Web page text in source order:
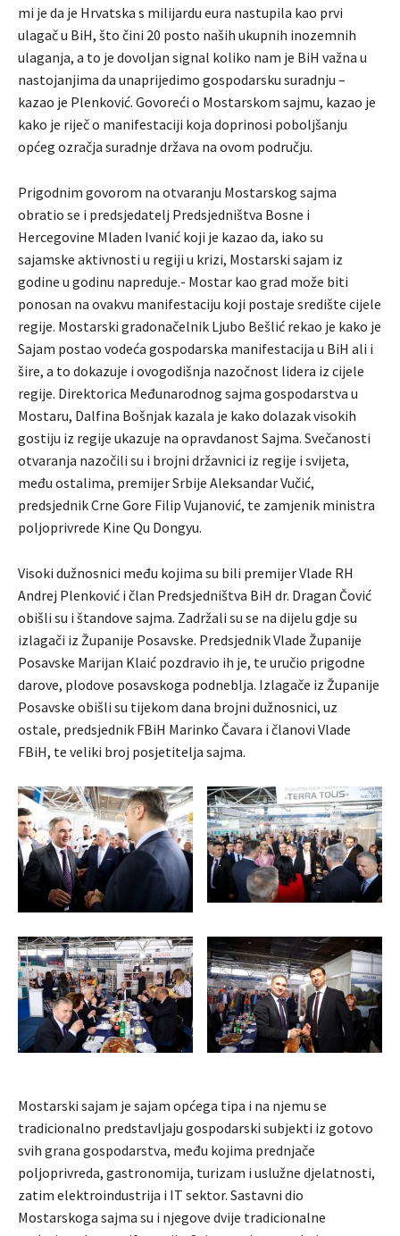
mi je da je Hrvatska s milijardu eura nastupila kao prvi
ulagač u BiH, što čini 20 posto naših ukupnih inozemnih
ulaganja, a to je dovoljan signal koliko nam je BiH važna u
nastojanjima da unaprijedimo gospodarsku suradnju –
kazao je Plenković. Govoreći o Mostarskom sajmu, kazao je
kako je riječ o manifestaciji koja doprinosi poboljšanju
općeg ozračja suradnje država na ovom području.
Prigodnim govorom na otvaranju Mostarskog sajma
obratio se i predsjedatelj Predsjedništva Bosne i
Hercegovine Mladen Ivanić koji je kazao da, iako su
sajamske aktivnosti u regiji u krizi, Mostarski sajam iz
godine u godinu napreduje.- Mostar kao grad može biti
ponosan na ovakvu manifestaciju koji postaje središte cijele
regije. Mostarski gradonačelnik Ljubo Bešlić rekao je kako je
Sajam postao vodeća gospodarska manifestacija u BiH ali i
šire, a to dokazuje i ovogodišnja nazočnost lidera iz cijele
regije. Direktorica Međunarodnog sajma gospodarstva u
Mostaru, Dalfina Bošnjak kazala je kako dolazak visokih
gostiju iz regije ukazuje na opravdanost Sajma. Svečanosti
otvaranja nazočili su i brojni državnici iz regije i svijeta,
među ostalima, premijer Srbije Aleksandar Vučić,
predsjednik Crne Gore Filip Vujanović, te zamjenik ministra
poljoprivrede Kine Qu Dongyu.
Visoki dužnosnici među kojima su bili premijer Vlade RH
Andrej Plenković i član Predsjedništva BiH dr. Dragan Čović
obišli su i štandove sajma. Zadržali su se na dijelu gdje su
izlagači iz Županije Posavske. Predsjednik Vlade Županije
Posavske Marijan Klaić pozdravio ih je, te uručio prigodne
darove, plodove posavskoga podneblja. Izlagače iz Županije
Posavske obišli su tijekom dana brojni dužnosnici, uz
ostale, predsjednik FBiH Marinko Čavara i članovi Vlade
FBiH, te veliki broj posjetitelja sajma.
Mostarski sajam je sajam općega tipa i na njemu se
tradicionalno predstavljaju gospodarski subjekti iz gotovo
svih grana gospodarstva, među kojima prednjače
poljoprivreda, gastronomija, turizam i uslužne djelatnosti,
zatim elektroindustrija i IT sektor. Sastavni dio
Mostarskoga sajma su i njegove dvije tradicionalne